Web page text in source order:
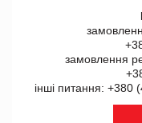
замовлення
інші питання: